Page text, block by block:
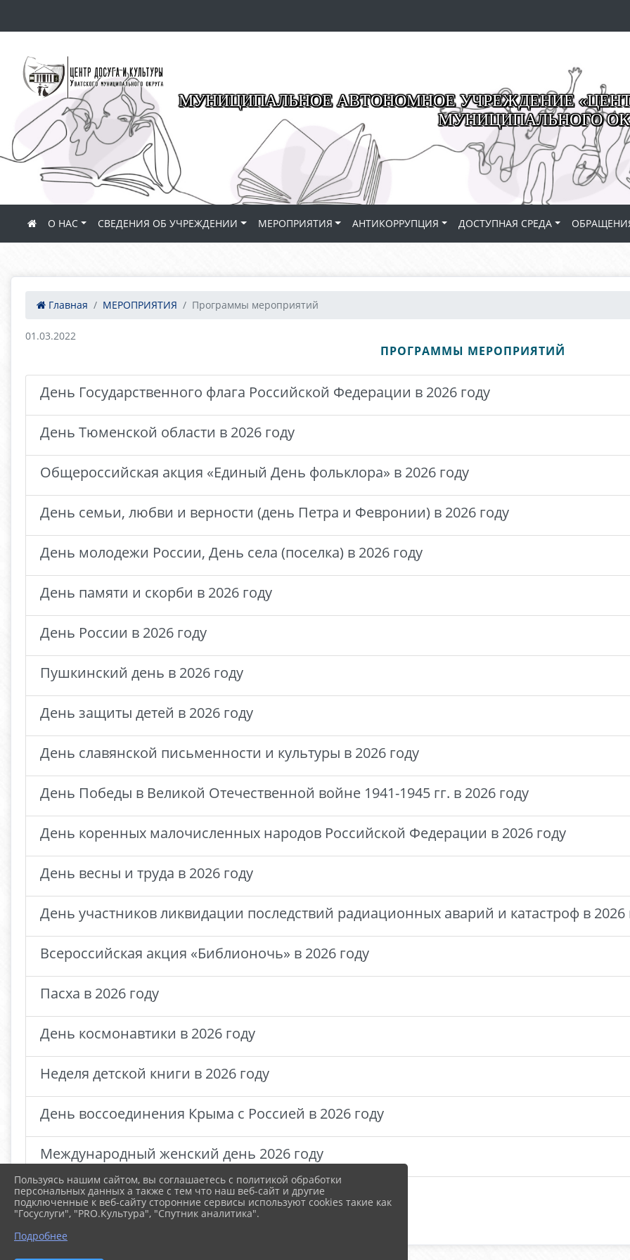
МУНИЦИПАЛЬНОЕ АВТОНОМНОЕ УЧРЕЖДЕНИЕ
МУНИЦИПАЛЬНОГО
О НАС СВЕДЕНИЯ ОБ УЧРЕЖДЕНИИ МЕРОПРИЯТИЯ АНТИКОРРУПЦИЯ ДОСТУПНАЯ СРЕДА
Главная МЕРОПРИЯТИЯ Программы мероприятий
01.03.2022
ПРОГРАММЫ МЕРОПРИЯТИЙ
День Государственного флага Российской Федерации в 2026 году
День Тюменской области в 2026 году
Общероссийская акция «Единый День фольклора» в 2026 году
День семьи, любви и верности (день Петра и Февронии) в 2026 году
День молодежи России, День села (поселка) в 2026 году
День памяти и скорби в 2026 году
День России в 2026 году
Пушкинский день в 2026 году
День защиты детей в 2026 году
День славянской письменности и культуры в 2026 году
День Победы в Великой Отечественной войне 1941-1945 гг. в 2026 году
День коренных малочисленных народов Российской Федерации в 2026 году
День весны и труда в 2026 году
День участников ликвидации последствий радиационных аварий и катастроф в 2026
Всероссийская акция «Библионочь» в 2026 году
Пасха в 2026 году
День космонавтики в 2026 году
Неделя детской книги в 2026 году
День воссоединения Крыма с Россией в 2026 году
Международный женский день 2026 году
1 2 »
Пользуясь нашим сайтом, вы соглашаетесь с политикой обработки
персональных данных а также с тем что наш веб-сайт и другие
подключенные к веб-сайту сторонние сервисы используют cookies такие как
"Госуслуги", "PRO.Культура", "Спутник аналитика".
Подробнее